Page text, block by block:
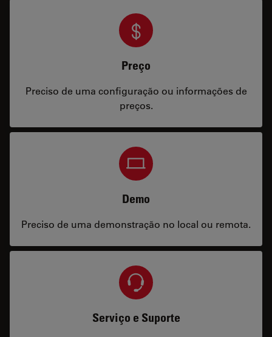
Preço
Preciso de uma configuração ou informações de
preços.
Demo
Preciso de uma demonstração no local ou remota.
Serviço e Suporte